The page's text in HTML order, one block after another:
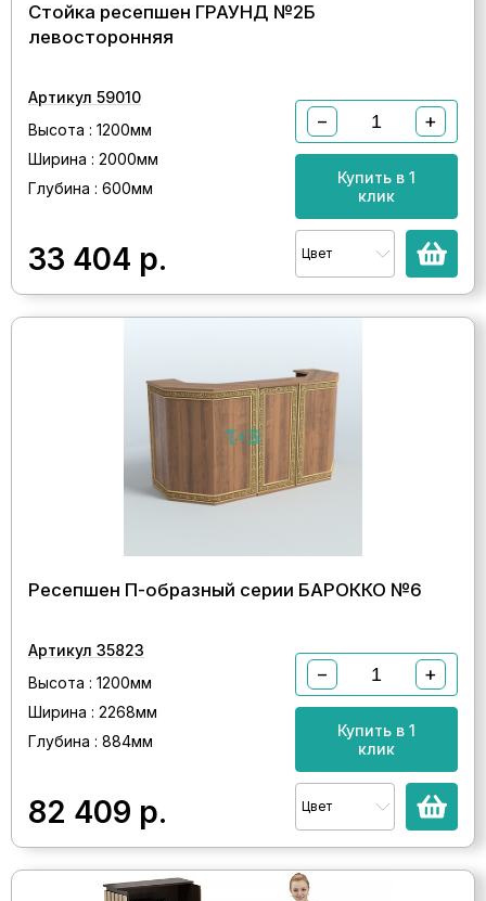
Стойка ресепшен ГРАУНД №2Б
левосторонняя
Артикул 59010
Высота : 1200мм
Ширина : 2000мм
Глубина : 600мм
33 404 р.
− +
Купить в 1
клик
Цвет
Ресепшен П-образный серии БАРОККО №6
Артикул 35823
Высота : 1200мм
Ширина : 2268мм
Глубина : 884мм
82 409 р.
− +
Купить в 1
клик
Цвет